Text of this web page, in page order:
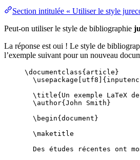
Section intitulée « Utiliser le style
Peut-on utiliser le style de bibliographie
La réponse est oui ! Le style de
l’exemple suivant pour un nouveau
\documentclass{ article }
\usepackage
utf8 ]{ inputenc
\title{Un exemple
\author{John Smith}
\begin{ document }
\maketitle
Des études récentes ont